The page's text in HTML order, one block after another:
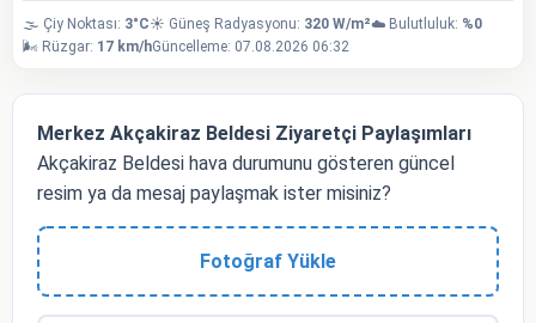
🌫️ Çiy Noktası: 3°C☀️ Güneş Radyasyonu: 320 W/m²☁️ Bulutluluk: %0
🌬️ Rüzgar: 17 km/hGüncelleme: 07.08.2026 06:32
Merkez Akçakiraz Beldesi Ziyaretçi Paylaşımları
Akçakiraz Beldesi hava durumunu gösteren güncel
resim ya da mesaj paylaşmak ister misiniz?
Fotoğraf Yükle